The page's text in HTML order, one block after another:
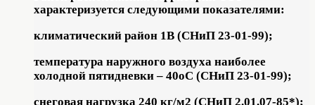
характеризуется следующими показателями:
климатический район 1В (СНиП 23-01-99);
температура наружного воздуха наиболее
холодной пятидневки – 40оС (СНиП 23-01-99);
снеговая нагрузка 240 кг/м2 (СНиП 2.01.07-85*);